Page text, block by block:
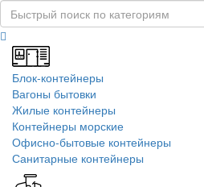
Блок-контейнеры
Вагоны бытовки
Жилые контейнеры
Контейнеры морские
Офисно-бытовые контейнеры
Санитарные контейнеры